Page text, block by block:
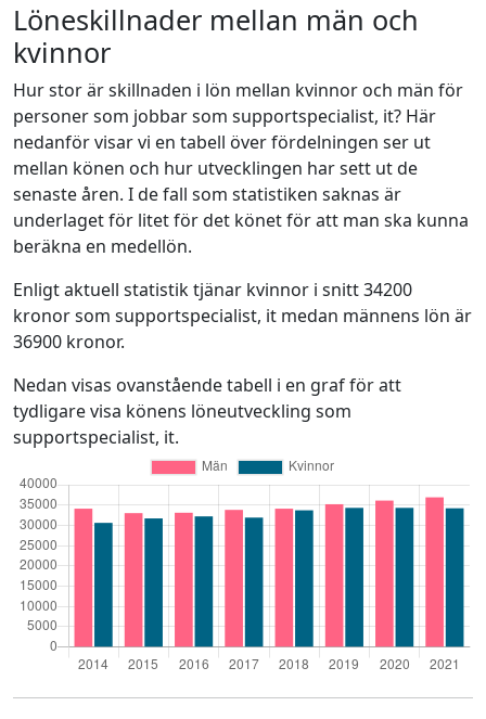
Löneskillnader mellan män och
kvinnor
Hur stor är skillnaden i lön mellan kvinnor och män för
personer som jobbar som supportspecialist, it? Här
nedanför visar vi en tabell över fördelningen ser ut
mellan könen och hur utvecklingen har sett ut de
senaste åren. I de fall som statistiken saknas är
underlaget för litet för det könet för att man ska kunna
beräkna en medellön.
Enligt aktuell statistik tjänar kvinnor i snitt 34200
kronor som supportspecialist, it medan männens lön är
36900 kronor.
Nedan visas ovanstående tabell i en graf för att
tydligare visa könens löneutveckling som
supportspecialist, it.